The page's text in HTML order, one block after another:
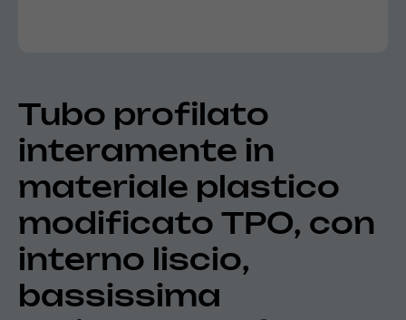
Tubo profilato
interamente in
materiale plastico
modificato TPO, con
interno liscio,
bassissima